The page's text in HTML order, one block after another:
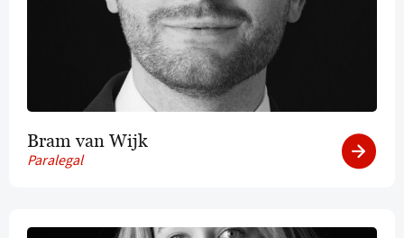
Bram van Wijk
Paralegal